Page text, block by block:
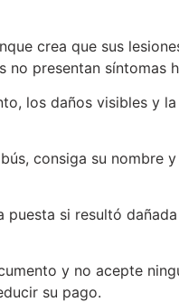
crea que sus
presentan síntomas
los daños visibles y
consiga su nombre
si resultó
y no acepte
su pago.